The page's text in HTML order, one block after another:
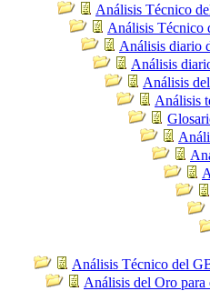
Análisis Técnico
Análisis Técnico
Análisis diario
Análisis
Análisis
Análisis
Análisis Técnico del
Análisis del Oro